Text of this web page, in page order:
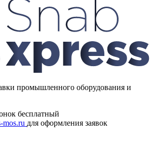
промышленного оборудования и
бесплатный
mos.ru для оформления заявок